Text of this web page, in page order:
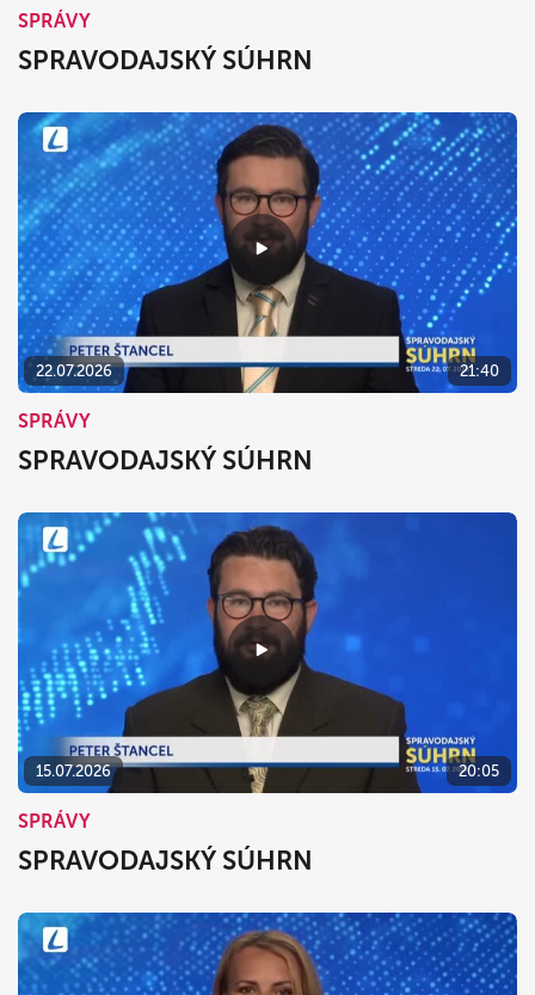
SPRÁVY
SPRAVODAJSKÝ SÚHRN
22.07.2026 21:40
SPRÁVY
SPRAVODAJSKÝ SÚHRN
15.07.2026 20:05
SPRÁVY
SPRAVODAJSKÝ SÚHRN